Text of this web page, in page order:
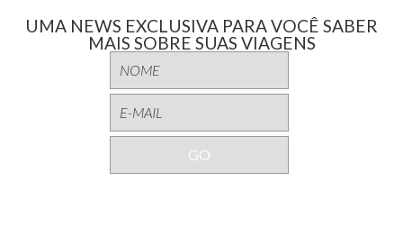
UMA NEWS EXCLUSIVA PARA VOCÊ SABER
MAIS SOBRE SUAS VIAGENS